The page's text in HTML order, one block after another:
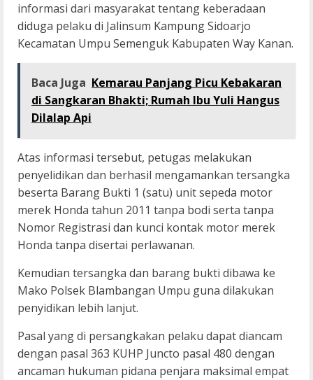
informasi dari masyarakat tentang keberadaan
diduga pelaku di Jalinsum Kampung Sidoarjo
Kecamatan Umpu Semenguk Kabupaten Way Kanan.
Baca Juga Kemarau Panjang Picu Kebakaran
di Sangkaran Bhakti; Rumah Ibu Yuli Hangus
Dilalap Api
Atas informasi tersebut, petugas melakukan
penyelidikan dan berhasil mengamankan tersangka
beserta Barang Bukti 1 (satu) unit sepeda motor
merek Honda tahun 2011 tanpa bodi serta tanpa
Nomor Registrasi dan kunci kontak motor merek
Honda tanpa disertai perlawanan.
Kemudian tersangka dan barang bukti dibawa ke
Mako Polsek Blambangan Umpu guna dilakukan
penyidikan lebih lanjut.
Pasal yang di persangkakan pelaku dapat diancam
dengan pasal 363 KUHP Juncto pasal 480 dengan
ancaman hukuman pidana penjara maksimal empat